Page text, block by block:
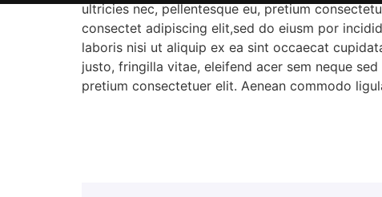
ultricies nec, pellentesque eu, pretium
consectet adipiscing elit,sed do eiusm por
laboris nisi ut aliquip ex ea sint occaecat
justo, fringilla vitae, eleifend acer sem neque
pretium consectetuer elit. Aenean commodo